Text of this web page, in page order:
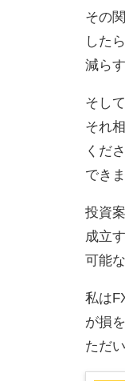
その
した
減ら
そし
それ
くだ
でき
投資
成立
可能
私は
が損
ただ